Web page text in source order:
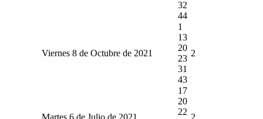
32
44
Viernes 8 de Octubre de 2021
1
13
20
23
31
43
2
Martes 6 de Julio de 2021
17
20
22
2